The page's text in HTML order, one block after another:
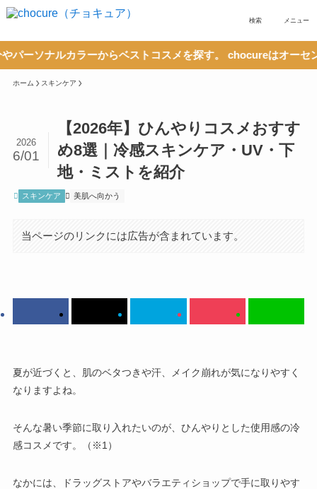
検索 メニュー
カラーからベストコスメを探す。 chocureはオーセンティック
ホーム スキンケア
【2026年】ひんやりコスメおすす
め8選｜冷感スキンケア・UV・下
地・ミストを紹介
2026
6/01
スキンケア 美肌へ向かう
当ページのリンクには広告が含まれています。
夏が近づくと、肌のベタつきや汗、メイク崩れが気になりやすく
なりますよね。
そんな暑い季節に取り入れたいのが、 ひんやりとした使用感の冷
感コスメです。（※1）
なかには、ドラッグストアやバラエティショップで手に取りやす